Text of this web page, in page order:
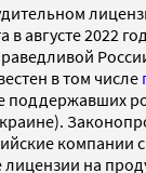
в августе 2022
в том числе
поддержавших
компании
лицензии на